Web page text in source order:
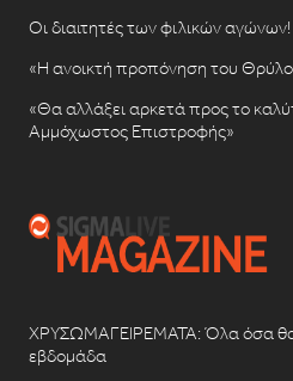
Οι διαιτητές των φιλικών αγώνων!
«Η ανοικτή προπόνηση του
«Θα αλλάξει αρκετά προς το
Αμμόχωστος Επιστροφής»
ΧΡΥΣΩΜΑΓΕΙΡΕΜΑΤΑ: Όλα όσα
εβδομάδα